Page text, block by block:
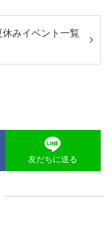
休みイベント一覧
友だちに送る